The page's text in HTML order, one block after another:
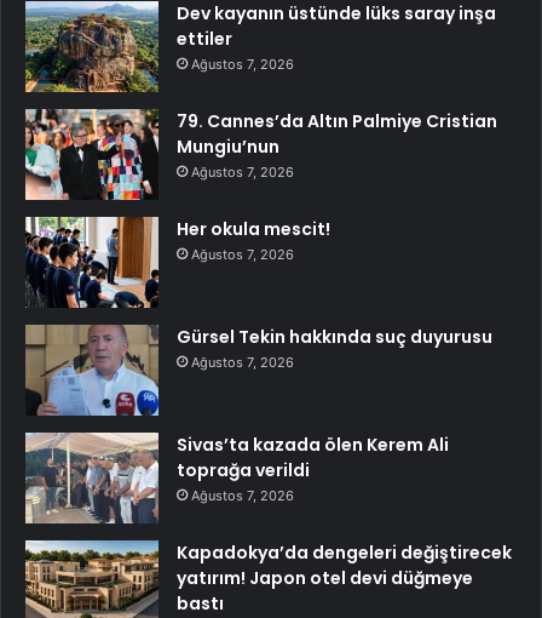
Dev kayanın üstünde lüks saray inşa
ettiler
Ağustos 7, 2026
79. Cannes’da Altın Palmiye Cristian
Mungiu’nun
Ağustos 7, 2026
Her okula mescit!
Ağustos 7, 2026
Gürsel Tekin hakkında suç duyurusu
Ağustos 7, 2026
Sivas’ta kazada ölen Kerem Ali
toprağa verildi
Ağustos 7, 2026
Kapadokya’da dengeleri değiştirecek
yatırım! Japon otel devi düğmeye
bastı